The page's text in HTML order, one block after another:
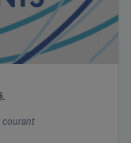
courant